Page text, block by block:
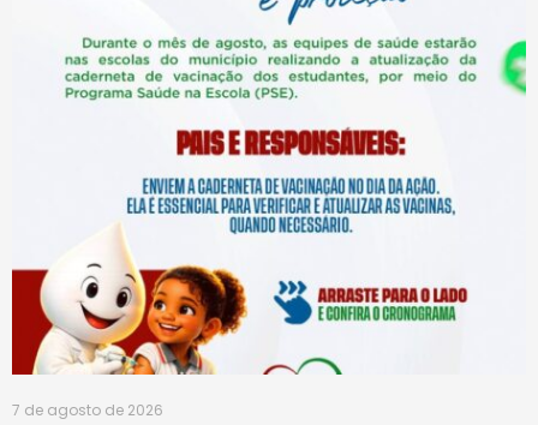
7 de agosto de 2026